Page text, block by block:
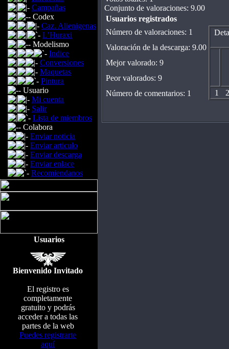
Campañas
Codex
Caz. Alienigenas
L’Huraxi
Modelismo
Indice
Conversiones
Maquetas
Pintura
Usuario
Mi cuenta
Salir
Lista de miembros
Colabora
Enviar noticia
Enviar articulo
Enviar descarga
Enviar enlace
Recomiendanos
Usuarios
Bienvenido Invitado
El registro es
completamente
gratuito y podrás
acceder a todas las
partes de la web
Puedes registrarte
aquí
Conjunto de valoraciones: 9.00
Usuarios registrados
Número de valoraciones: 1
1 2
Valoración de la descarga: 9.00
Mejor valorado: 9
Peor valorados: 9
Número de comentarios: 1